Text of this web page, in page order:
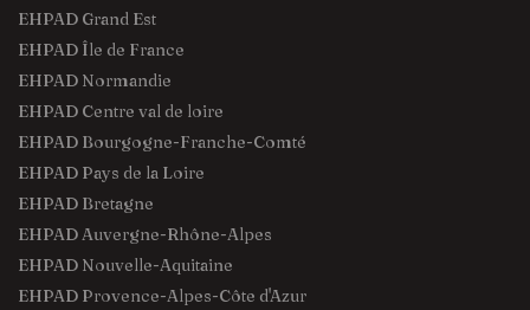
EHPAD Grand Est
EHPAD Île de France
EHPAD Normandie
EHPAD Centre val de loire
EHPAD Bourgogne-Franche-Comté
EHPAD Pays de la Loire
EHPAD Bretagne
EHPAD Auvergne-Rhône-Alpes
EHPAD Nouvelle-Aquitaine
EHPAD Provence-Alpes-Côte d'Azur